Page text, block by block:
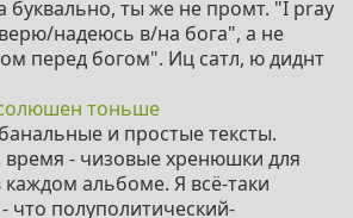
буквально, ты же не промт. "I pray
надеюсь в/на бога", а не
перед богом". Иц сатл, ю диднт
тоньше
и простые тексты.
время - чизовые хренюшки для
каждом альбоме. Я всё-таки
что полуполитический-